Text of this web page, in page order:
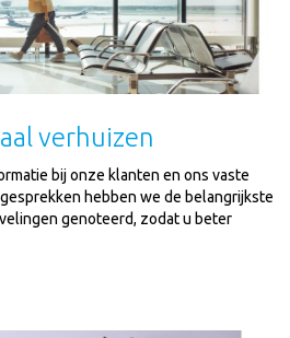
verhuizen
bij onze klanten en ons vaste
hebben we de belangrijkste
genoteerd, zodat u beter